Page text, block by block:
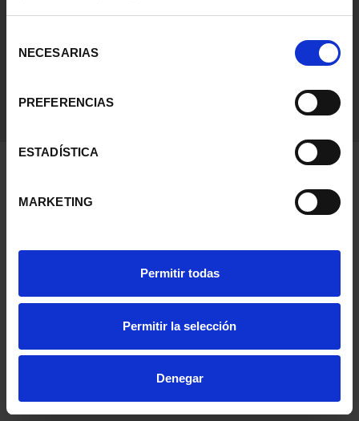
NECESARIAS
PREFERENCIAS
ESTADÍSTICA
MARKETING
Permitir todas
Permitir la selección
Denegar